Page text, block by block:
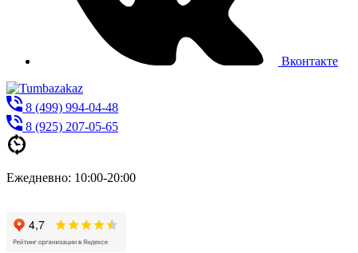
Вконтакте
8 (499) 994-04-48
8 (925) 207-05-65
Ежедневно: 10:00-20:00